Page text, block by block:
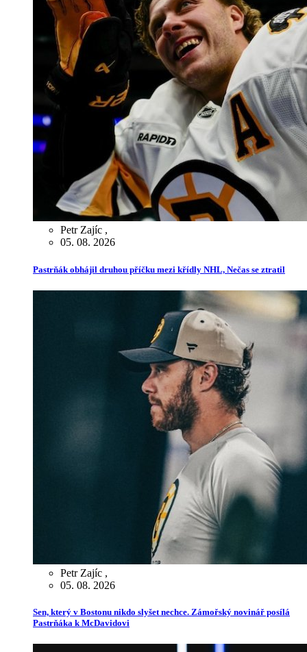
Petr Zajíc ,
05. 08. 2026
Pastrňák obhájil druhou příčku mezi křídly NHL, Nečas se ztratil
Petr Zajíc ,
05. 08. 2026
Sen, který v Bostonu nikdo slyšet nechce. Zámořský novinář posílá
Pastrňáka k McDavidovi